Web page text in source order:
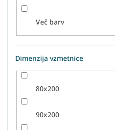
Več barv
Dimenzija vzmetnice
80x200
90x200